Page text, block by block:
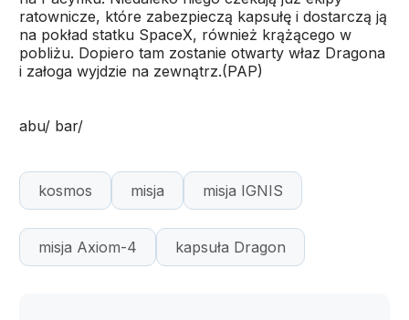
ratownicze, które zabezpieczą kapsułę i dostarczą ją
na pokład statku SpaceX, również krążącego w
pobliżu. Dopiero tam zostanie otwarty właz Dragona
i załoga wyjdzie na zewnątrz.(PAP)
abu/ bar/
kosmos misja misja IGNIS
misja Axiom-4 kapsuła Dragon